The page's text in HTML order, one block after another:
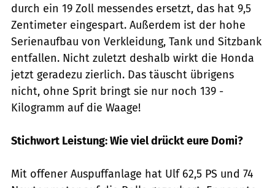
durch ein 19 Zoll messendes ­ersetzt, das hat 9,5
Zentimeter eingespart. Außerdem ist der hohe
Serienaufbau von Verkleidung, Tank und Sitzbank
entfallen. Nicht zuletzt deshalb wirkt die Honda
jetzt geradezu zierlich. Das täuscht übrigens
nicht, ohne Sprit bringt sie nur noch 139 ­
Kilogramm auf die Waage!
Stichwort Leistung: Wie viel drückt eure Domi?
Mit offener Auspuffanlage hat Ulf 62,5 PS und 74